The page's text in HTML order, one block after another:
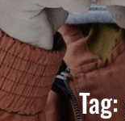
Tag: